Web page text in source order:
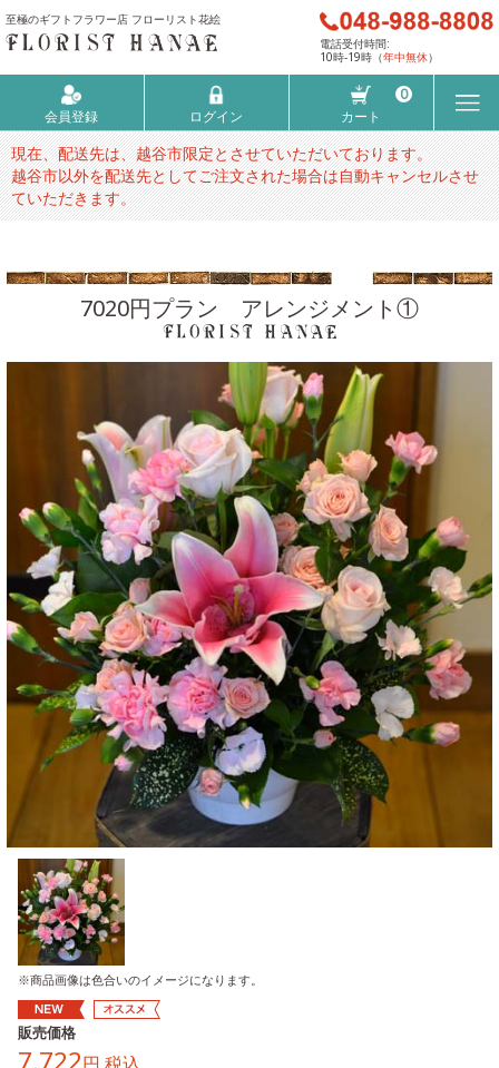
至極のギフトフラワー店 フローリスト花絵
電話受付時間:
10時-19時（年中無休）
会員登録 ログイン カート
0
現在、配送先は、越谷市限定とさせていただいております。
越谷市以外を配送先としてご注文された場合は自動キャンセルさせ
ていただきます。
7020円プラン アレンジメント①
※商品画像は色合いのイメージになります。
販売価格
7,722